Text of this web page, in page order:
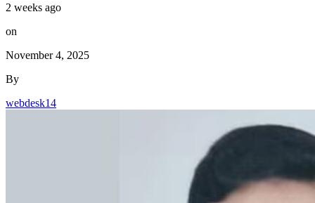
2 weeks ago
on
November 4, 2025
By
webdesk14